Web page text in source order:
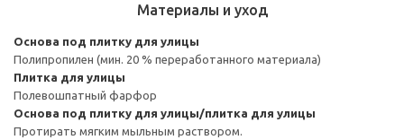
Материалы и уход
Основа под плитку для улицы
Полипропилен (мин. 20 % переработанного материала)
Плитка для улицы
Полевошпатный фарфор
Основа под плитку для улицы/плитка для улицы
Протирать мягким мыльным раствором.